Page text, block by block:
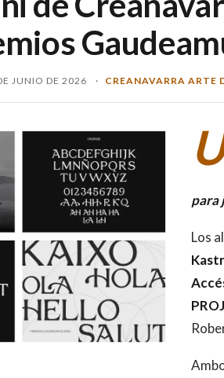
JUNIO DE 2026 · CREANAVARRA ARTE
para
Los